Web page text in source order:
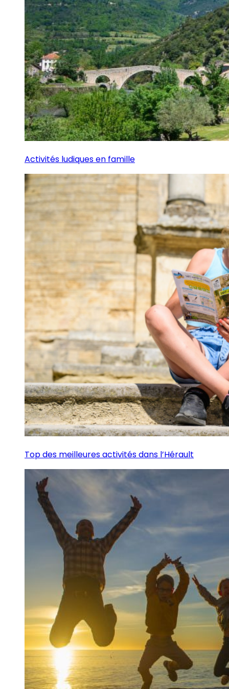
Activités ludiques en famille
Top des meilleures activités dans l’Hérault